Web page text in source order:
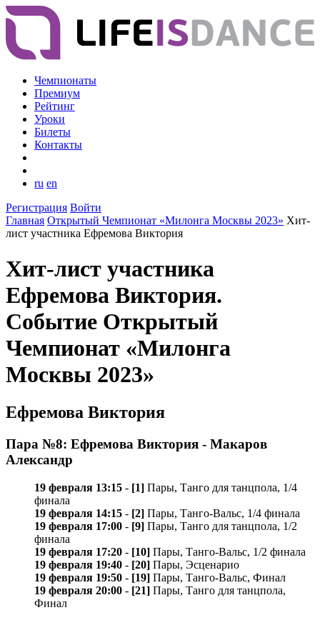
Чемпионаты
Премиум
Рейтинг
Уроки
Билеты
Контакты
ru en
Регистрация Войти
Главная Открытый Чемпионат «Милонга Москвы 2023» Хит-
лист участника Ефремова Виктория
Хит-лист участника
Ефремова Виктория.
Событие Открытый
Чемпионат «Милонга
Москвы 2023»
Ефремова Виктория
Пара №8: Ефремова Виктория - Макаров
Александр
19 февраля 13:15 - [1] Пары, Танго для танцпола, 1/4
финала
19 февраля 14:15 - [2] Пары, Танго-Вальс, 1/4 финала
19 февраля 17:00 - [9] Пары, Танго для танцпола, 1/2
финала
19 февраля 17:20 - [10] Пары, Танго-Вальс, 1/2 финала
19 февраля 19:40 - [20] Пары, Эсценарио
19 февраля 19:50 - [19] Пары, Танго-Вальс, Финал
19 февраля 20:00 - [21] Пары, Танго для танцпола,
Финал